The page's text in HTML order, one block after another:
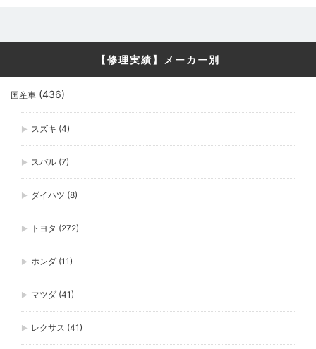
【修理実績】メーカー別
国産車 (436)
スズキ (4)
スバル (7)
ダイハツ (8)
トヨタ (272)
ホンダ (11)
マツダ (41)
レクサス (41)